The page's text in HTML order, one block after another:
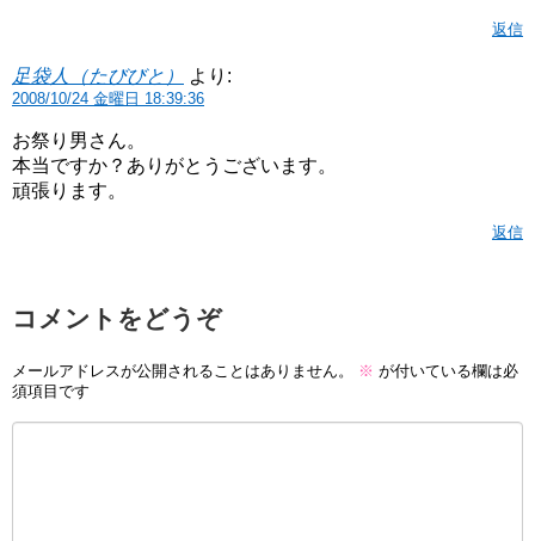
返信
足袋人（たびびと） より:
2008/10/24 金曜日 18:39:36
お祭り男さん。
本当ですか？ありがとうございます。
頑張ります。
返信
コメントをどうぞ
メールアドレスが公開されることはありません。 ※ が付いている欄は必
須項目です